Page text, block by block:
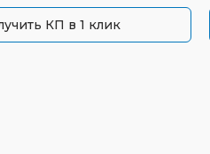
КП в 1 клик